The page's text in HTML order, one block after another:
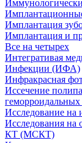
Имплантация
Имплантация и
Все на четырех
Интегративая
Инфекции (ИФА)
Инфракрасная
Иссечение
Исследование
Исследования на
КТ (МСКТ)